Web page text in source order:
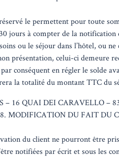
le permettent pour toute
jours à compter de la
ou le séjour dans l’hôtel, ou
présentation, celui-ci demeure
conséquent en régler le solde
la totalité du montant TTC du
– 16 QUAI DEI CARAVELLO –
MODIFICATION DU FAIT DU
du client ne pourront être
notifiées par écrit et sous les